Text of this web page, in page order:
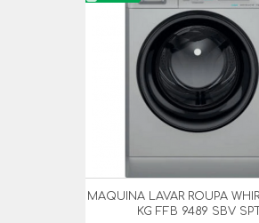
MAQUINA LAVAR ROUPA WHIRLPOOL 9
KG FFB 9489 SBV SPT